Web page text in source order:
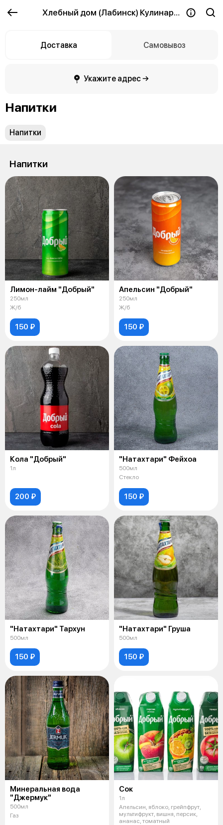
Хлебный дом (Лабинск) Кулинария
Доставка Самовывоз
Укажите адрес →
Напитки
Напитки
Напитки
Лимон-лайм "Добрый"
250мл
Ж/б
150 ₽
Апельсин "Добрый"
250мл
Ж/б
150 ₽
Кола "Добрый"
1л
200 ₽
"Натахтари" Фейхоа
500мл
Стекло
150 ₽
"Натахтари" Тархун
500мл
150 ₽
"Натахтари" Груша
500мл
150 ₽
Минеральная вода
"Джермук"
500мл
Газ
Сок
1л
Апельсин, яблоко, грейпфрут,
мультифрукт, вишня, персик,
ананас, томатный